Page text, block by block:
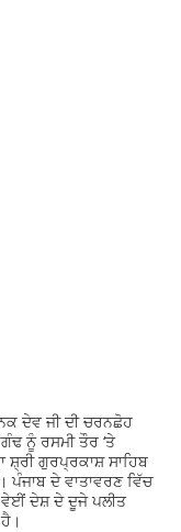
ਦੇਵ ਜੀ ਦੀ ਚਰਨਛੋਹ
ਨੂੰ ਰਸਮੀ ਤੌਰ ‘ਤੇ
ਗੁਰਪ੍ਰਕਾਸ਼ ਸਾਹਿਬ
ਦੇ ਵਾਤਾਵਰਣ ਵਿੱਚ
ਵੇਈਂ ਦੇਸ਼ ਦੇ ਦੂਜੇ ਪਲੀਤ